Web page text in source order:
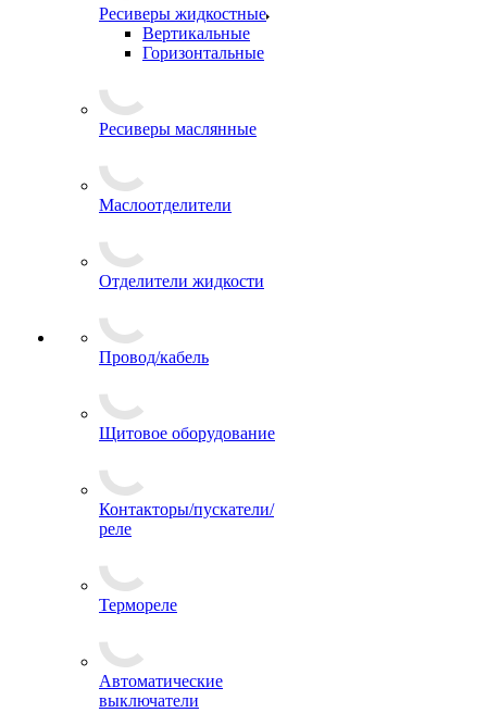
Ресиверы жидкостные
Вертикальные
Горизонтальные
Ресиверы маслянные
Маслоотделители
Отделители жидкости
Провод/кабель
Щитовое оборудование
Контакторы/пускатели/
реле
Термореле
Автоматические
выключатели